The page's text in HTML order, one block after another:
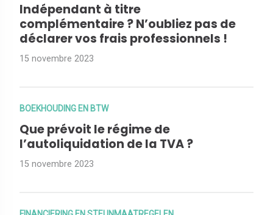
Indépendant à titre
complémentaire ? N’oubliez pas de
déclarer vos frais professionnels !
15 novembre 2023
BOEKHOUDING EN BTW
Que prévoit le régime de
l’autoliquidation de la TVA ?
15 novembre 2023